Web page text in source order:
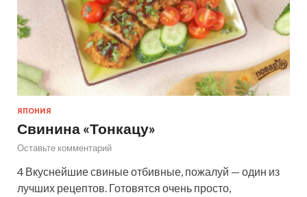
ЯПОНИЯ
Свинина «Тонкацу»
Оставьте комментарий
4 Вкуснейшие свиные отбивные, пожалуй — один из
лучших рецептов. Готовятся очень просто,